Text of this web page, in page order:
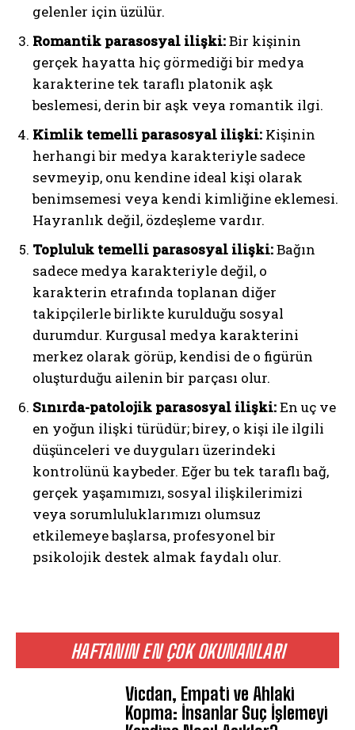
HAFTANIN EN ÇOK OKUNANLARI
Vicdan, Empati ve Ahlaki
Kopma: İnsanlar Suç İşlemeyi
gelenler için üzülür.
Romantik parasosyal ilişki:Bir kişinin
gerçek hayatta hiç görmediği bir medya
karakterine tek taraflı platonik aşk
beslemesi, derin bir aşk veya romantik ilgi.
Kimlik temelli parasosyal ilişki: Kişinin
herhangi bir medya karakteriyle sadece
sevmeyip, onu kendine ideal kişi olarak
benimsemesi veya kendi kimliğine eklemesi.
Hayranlık değil, özdeşleme vardır.
Topluluk temelli parasosyal ilişki:Bağın
sadece medya karakteriyle değil, o
karakterin etrafında toplanan diğer
takipçilerle birlikte kurulduğu sosyal
durumdur. Kurgusal medya karakterini
merkez olarak görüp, kendisi de o figürün
oluşturduğu ailenin bir parçası olur.
Sınırda-patolojik parasosyal ilişki:En uç ve
en yoğun ilişki türüdür; birey, o kişi ile ilgili
düşünceleri ve duyguları üzerindeki
kontrolünü kaybeder. Eğer bu tek taraflı bağ,
gerçek yaşamımızı, sosyal ilişkilerimizi
veya sorumluluklarımızı olumsuz
etkilemeye başlarsa, profesyonel bir
psikolojik destek almak faydalı olur.